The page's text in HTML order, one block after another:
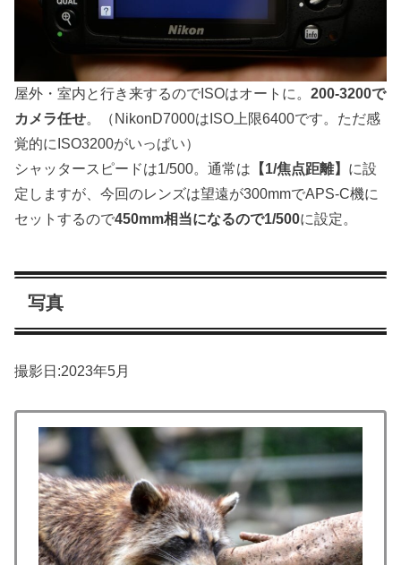
屋外・室内と行き来するのでISOはオートに。 200-3200で
カメラ任せ。（NikonD7000はISO上限6400です。ただ感
覚的にISO3200がいっぱい）
シャッタースピードは1/500。通常は 【1/焦点距離】 に設
定しますが、今回のレンズは望遠が300mmでAPS-C機に
セットするので450mm相当になるので1/500に設定。
写真
撮影日:2023年5月